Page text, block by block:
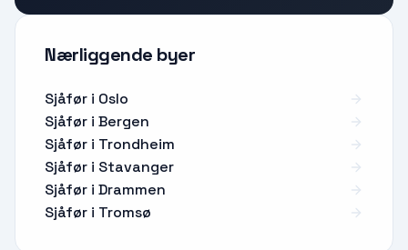
Nærliggende byer
Sjåfør i Oslo
Sjåfør i Bergen
Sjåfør i Trondheim
Sjåfør i Stavanger
Sjåfør i Drammen
Sjåfør i Tromsø